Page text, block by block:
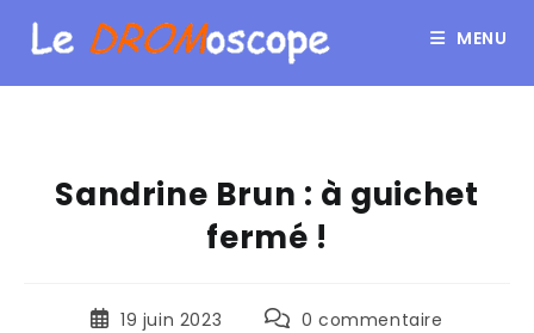
MENU
Sandrine Brun : à guichet
fermé !
19 juin 2023 0 commentaire